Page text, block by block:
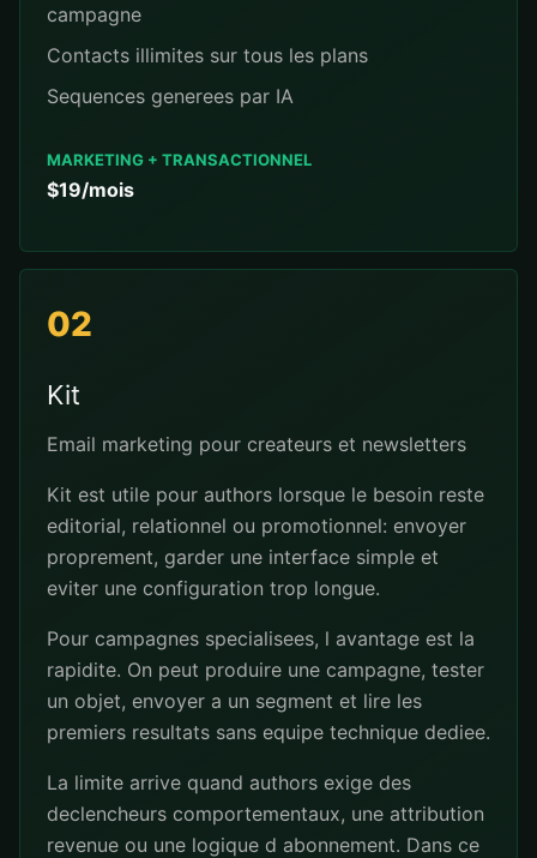
campagne
Contacts illimites sur tous les plans
Sequences generees par IA
MARKETING + TRANSACTIONNEL
$19/mois
02
Kit
Email marketing pour createurs et newsletters
Kit est utile pour authors lorsque le besoin reste
editorial, relationnel ou promotionnel: envoyer
proprement, garder une interface simple et
eviter une configuration trop longue.
Pour campagnes specialisees, l avantage est la
rapidite. On peut produire une campagne, tester
un objet, envoyer a un segment et lire les
premiers resultats sans equipe technique dediee.
La limite arrive quand authors exige des
declencheurs comportementaux, une attribution
revenue ou une logique d abonnement. Dans ce